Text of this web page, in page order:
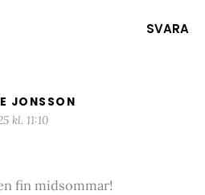
SVARA
JONSSON
kl. 11:10
fin midsommar!